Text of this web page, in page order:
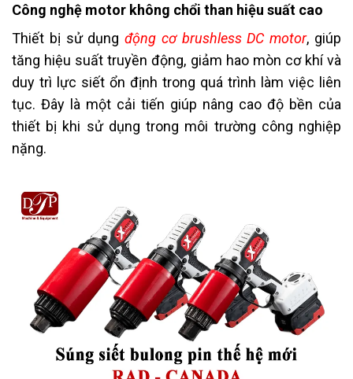
Công nghệ motor không chổi than hiệu suất cao
Thiết bị sử dụngđộng cơ brushless DC motor, giúp
tăng hiệu suất truyền động, giảm hao mòn cơ khí và
duy trì lực siết ổn định trong quá trình làm việc liên
tục. Đây là một cải tiến giúp nâng cao độ bền của
thiết bị khi sử dụng trong môi trường công nghiệp
nặng.